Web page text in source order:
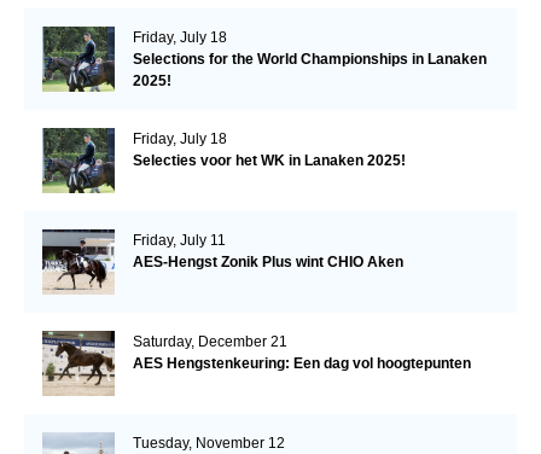
Friday, July 18
Selections for the World Championships in Lanaken
2025!
Friday, July 18
Selecties voor het WK in Lanaken 2025!
Friday, July 11
AES-Hengst Zonik Plus wint CHIO Aken
Saturday, December 21
AES Hengstenkeuring: Een dag vol hoogtepunten
Tuesday, November 12